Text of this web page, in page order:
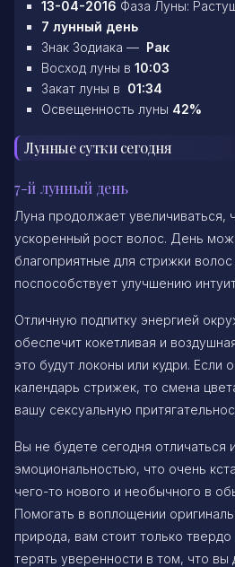
13-04-2016 Фаза Луны:
7 лунный день
Знак Зодиака — Рак
Восход луны в 10:03
Закат луны в 01:34
Освещенность луны 42%
Лунные сутки сегодня
7-й лунный день
Луна продолжает увеличиваться,
ускоренный рост волос. День
благоприятные для стрижки волос
поспособствует улучшению
Отличную подпитку энергией
обеспечит кокетливая и
это будут локоны или кудри. Если
календарь стрижек, то смена
вашу сексуальную
Вы не будете сегодня отличаться
эмоциональностью, что очень
чего-то нового и необычного в
Помогать в воплощении
природа, вам стоит только твердо
терять уверенности в том, что вы